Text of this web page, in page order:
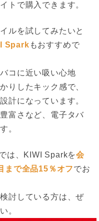
トで購入できます。
ルを試してみたいと
Spark もおすすめで
コに近い吸い心地
りしたキック感で、
計になっています。
富さなど、電子タバ
。
は、KIWI Sparkを会
まで全品15％オフでお
討している方は、ぜ
。